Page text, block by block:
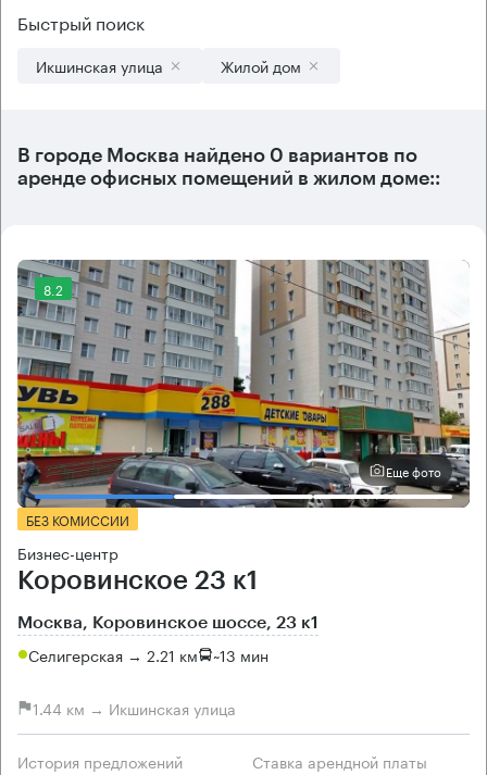
Быстрый поиск
Икшинская улица Жилой дом
В городе Москва найдено 0 вариантов по
аренде офисных помещений в жилом доме::
8.2
Еще фото
БЕЗ КОМИССИИ
Бизнес-центр
Коровинское 23 к1
Москва, Коровинское шоссе, 23 к1
Селигерская → 2.21 км ~13 мин
1.44 км → Икшинская улица
История предложений Ставка арендной платы